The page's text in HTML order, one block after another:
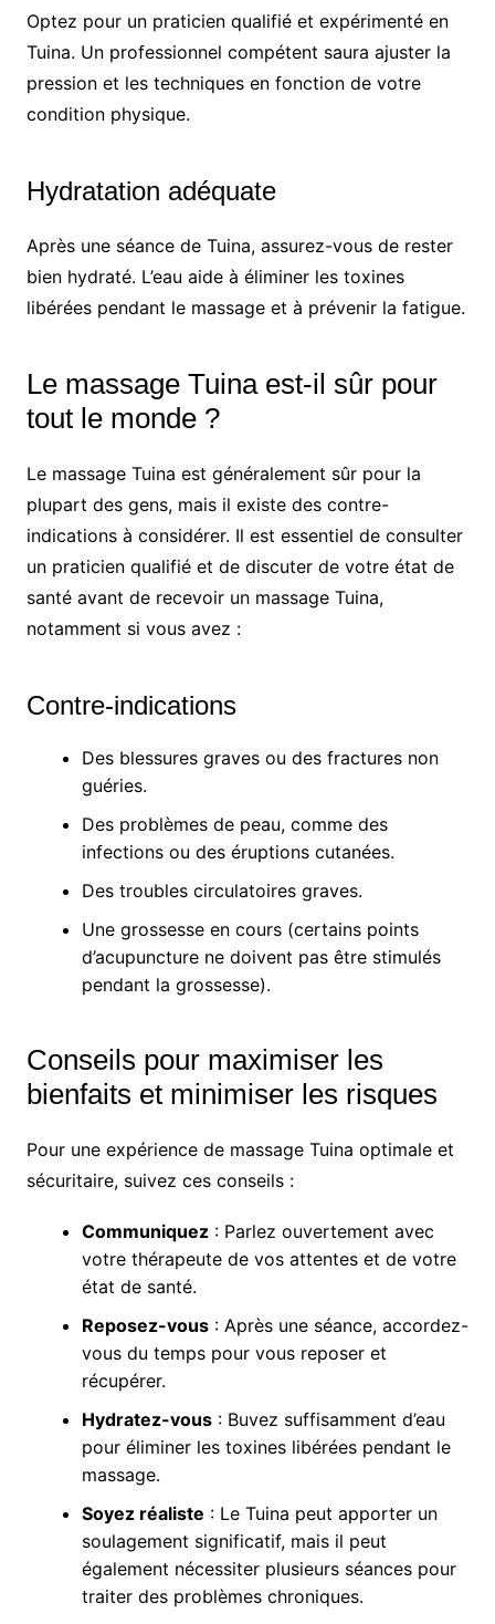
Optez pour un praticien qualifié et expérimenté en
Tuina. Un professionnel compétent saura ajuster la
pression et les techniques en fonction de votre
condition physique.
Hydratation adéquate
Après une séance de Tuina, assurez-vous de rester
bien hydraté. L’eau aide à éliminer les toxines
libérées pendant le massage et à prévenir la fatigue.
Le massage Tuina est-il sûr pour
tout le monde ?
Le massage Tuina est généralement sûr pour la
plupart des gens, mais il existe des contre-
indications à considérer. Il est essentiel de consulter
un praticien qualifié et de discuter de votre état de
santé avant de recevoir un massage Tuina,
notamment si vous avez :
Contre-indications
Des blessures graves ou des fractures non
guéries.
Des problèmes de peau, comme des
infections ou des éruptions cutanées.
Des troubles circulatoires graves.
Une grossesse en cours (certains points
d’acupuncture ne doivent pas être stimulés
pendant la grossesse).
Conseils pour maximiser les
bienfaits et minimiser les risques
Pour une expérience de massage Tuina optimale et
sécuritaire, suivez ces conseils :
Communiquez: Parlez ouvertement avec
votre thérapeute de vos attentes et de votre
état de santé.
Reposez-vous: Après une séance, accordez-
vous du temps pour vous reposer et
récupérer.
Hydratez-vous: Buvez suffisamment d’eau
pour éliminer les toxines libérées pendant le
massage.
Soyez réaliste : Le Tuina peut apporter un
soulagement significatif, mais il peut
également nécessiter plusieurs séances pour
traiter des problèmes chroniques.